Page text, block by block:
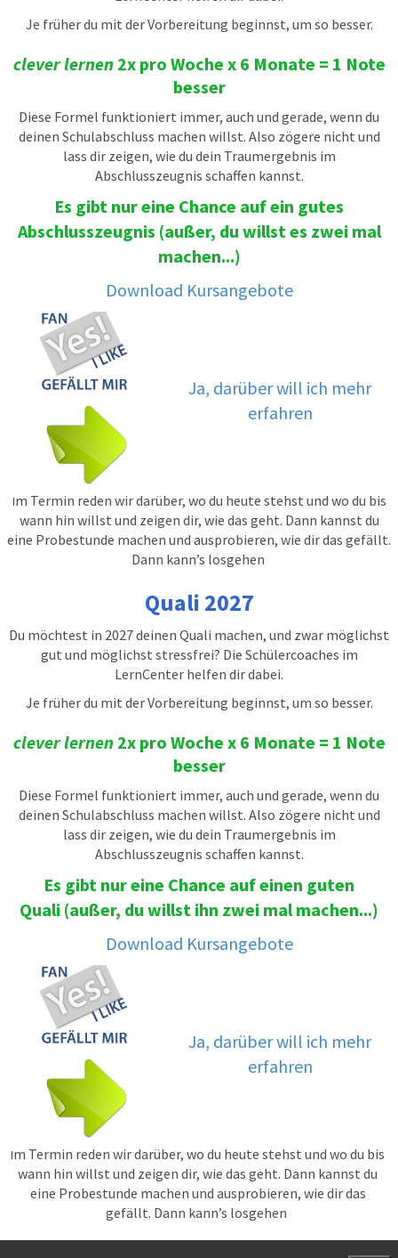
Je früher du mit der Vorbereitung beginnst, um so besser.
clever lernen2x pro Woche x 6 Monate = 1 Note
besser
Diese Formel funktioniert immer, auch und gerade, wenn du
deinen Schulabschluss machen willst. Also zögere nicht und
lass dir zeigen, wie du dein Traumergebnis im
Abschlusszeugnis schaffen kannst.
Es gibt nur eine Chance auf ein gutes
Abschlusszeugnis (außer, du willst es zwei mal
machen...)
Download Kursangebote
Ja, darüber will ich mehr
erfahren
Im Termin reden wir darüber, wo du heute stehst und wo du bis
wann hin willst und zeigen dir, wie das geht. Dann kannst du
eine Probestunde machen und ausprobieren, wie dir das gefällt.
Dann kann’s losgehen
Quali 2027
Du möchtest in 2027 deinen Quali machen, und zwar möglichst
gut und möglichst stressfrei? Die Schülercoaches im
LernCenter helfen dir dabei.
Je früher du mit der Vorbereitung beginnst, um so besser.
clever lernen2x pro Woche x 6 Monate = 1 Note
besser
Diese Formel funktioniert immer, auch und gerade, wenn du
deinen Schulabschluss machen willst. Also zögere nicht und
lass dir zeigen, wie du dein Traumergebnis im
Abschlusszeugnis schaffen kannst.
Es gibt nur eine Chance auf einen guten
Quali (außer, du willst ihn zwei mal machen...)
Download Kursangebote
Ja, darüber will ich mehr
erfahren
Im Termin reden wir darüber, wo du heute stehst und wo du bis
wann hin willst und zeigen dir, wie das geht. Dann kannst du
eine Probestunde machen und ausprobieren, wie dir das
gefällt. Dann kann’s losgehen